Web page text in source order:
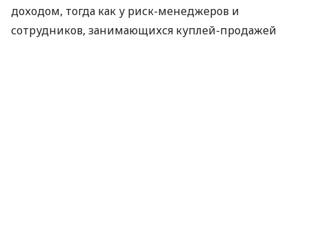
доходом, тогда как у риск-менеджеров и
сотрудников, занимающихся куплей-продажей